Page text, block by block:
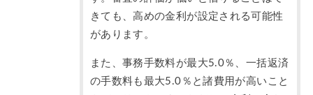
きても、高めの金利が設定される可能性
があります。
また、事務手数料が最大5.0％、一括返済
の手数料も最大5.0％と諸費用が高いこと